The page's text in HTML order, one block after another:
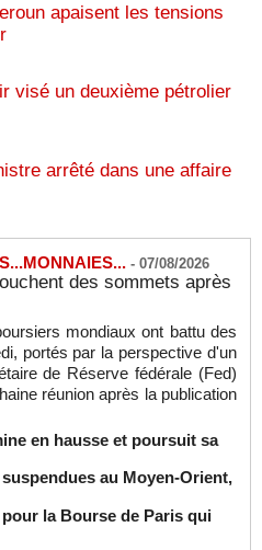
apaisent les tensions
visé un deuxième pétrolier
arrêté dans une affaire
- 07/08/2026
des sommets après
mondiaux ont battu des
portés par la perspective d'un
de Réserve fédérale (Fed)
réunion après la publication
en hausse et poursuit sa
au Moyen-Orient,
la Bourse de Paris qui